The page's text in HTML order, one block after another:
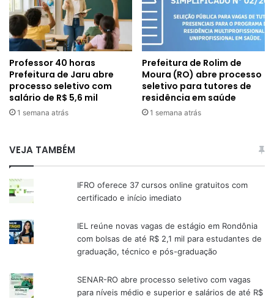
Professor 40 horas
Prefeitura de Jaru abre
processo seletivo com
salário de R$ 5,6 mil
1 semana atrás
Prefeitura de Rolim de
Moura (RO) abre processo
seletivo para tutores de
residência em saúde
1 semana atrás
VEJA TAMBÉM
IFRO oferece 37 cursos online gratuitos com
certificado e início imediato
IEL reúne novas vagas de estágio em Rondônia
com bolsas de até R$ 2,1 mil para estudantes de
graduação, técnico e pós-graduação
SENAR-RO abre processo seletivo com vagas
para níveis médio e superior e salários de até R$